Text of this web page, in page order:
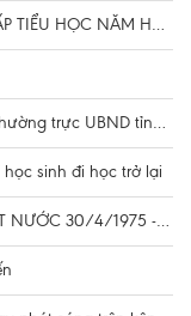
CUỘC THI KỂ CHUYỆN CHO HỌC SINH CẤP TIỂU HỌC NĂM HỌC 2021-2022
Nhà trường vinh dự tiếp đón Phó Chủ tịch Thường trực UBND tỉnh Đặng Huy Hậu kiểm tra công tác chuẩn bị cho học sinh đi học trở lại
sinh đi học trở lại
KỶ NIỆM 45 NĂM NGÀY THỐNG NHẤT ĐẤT NƯỚC 30/4/1975 - 30/4/2020